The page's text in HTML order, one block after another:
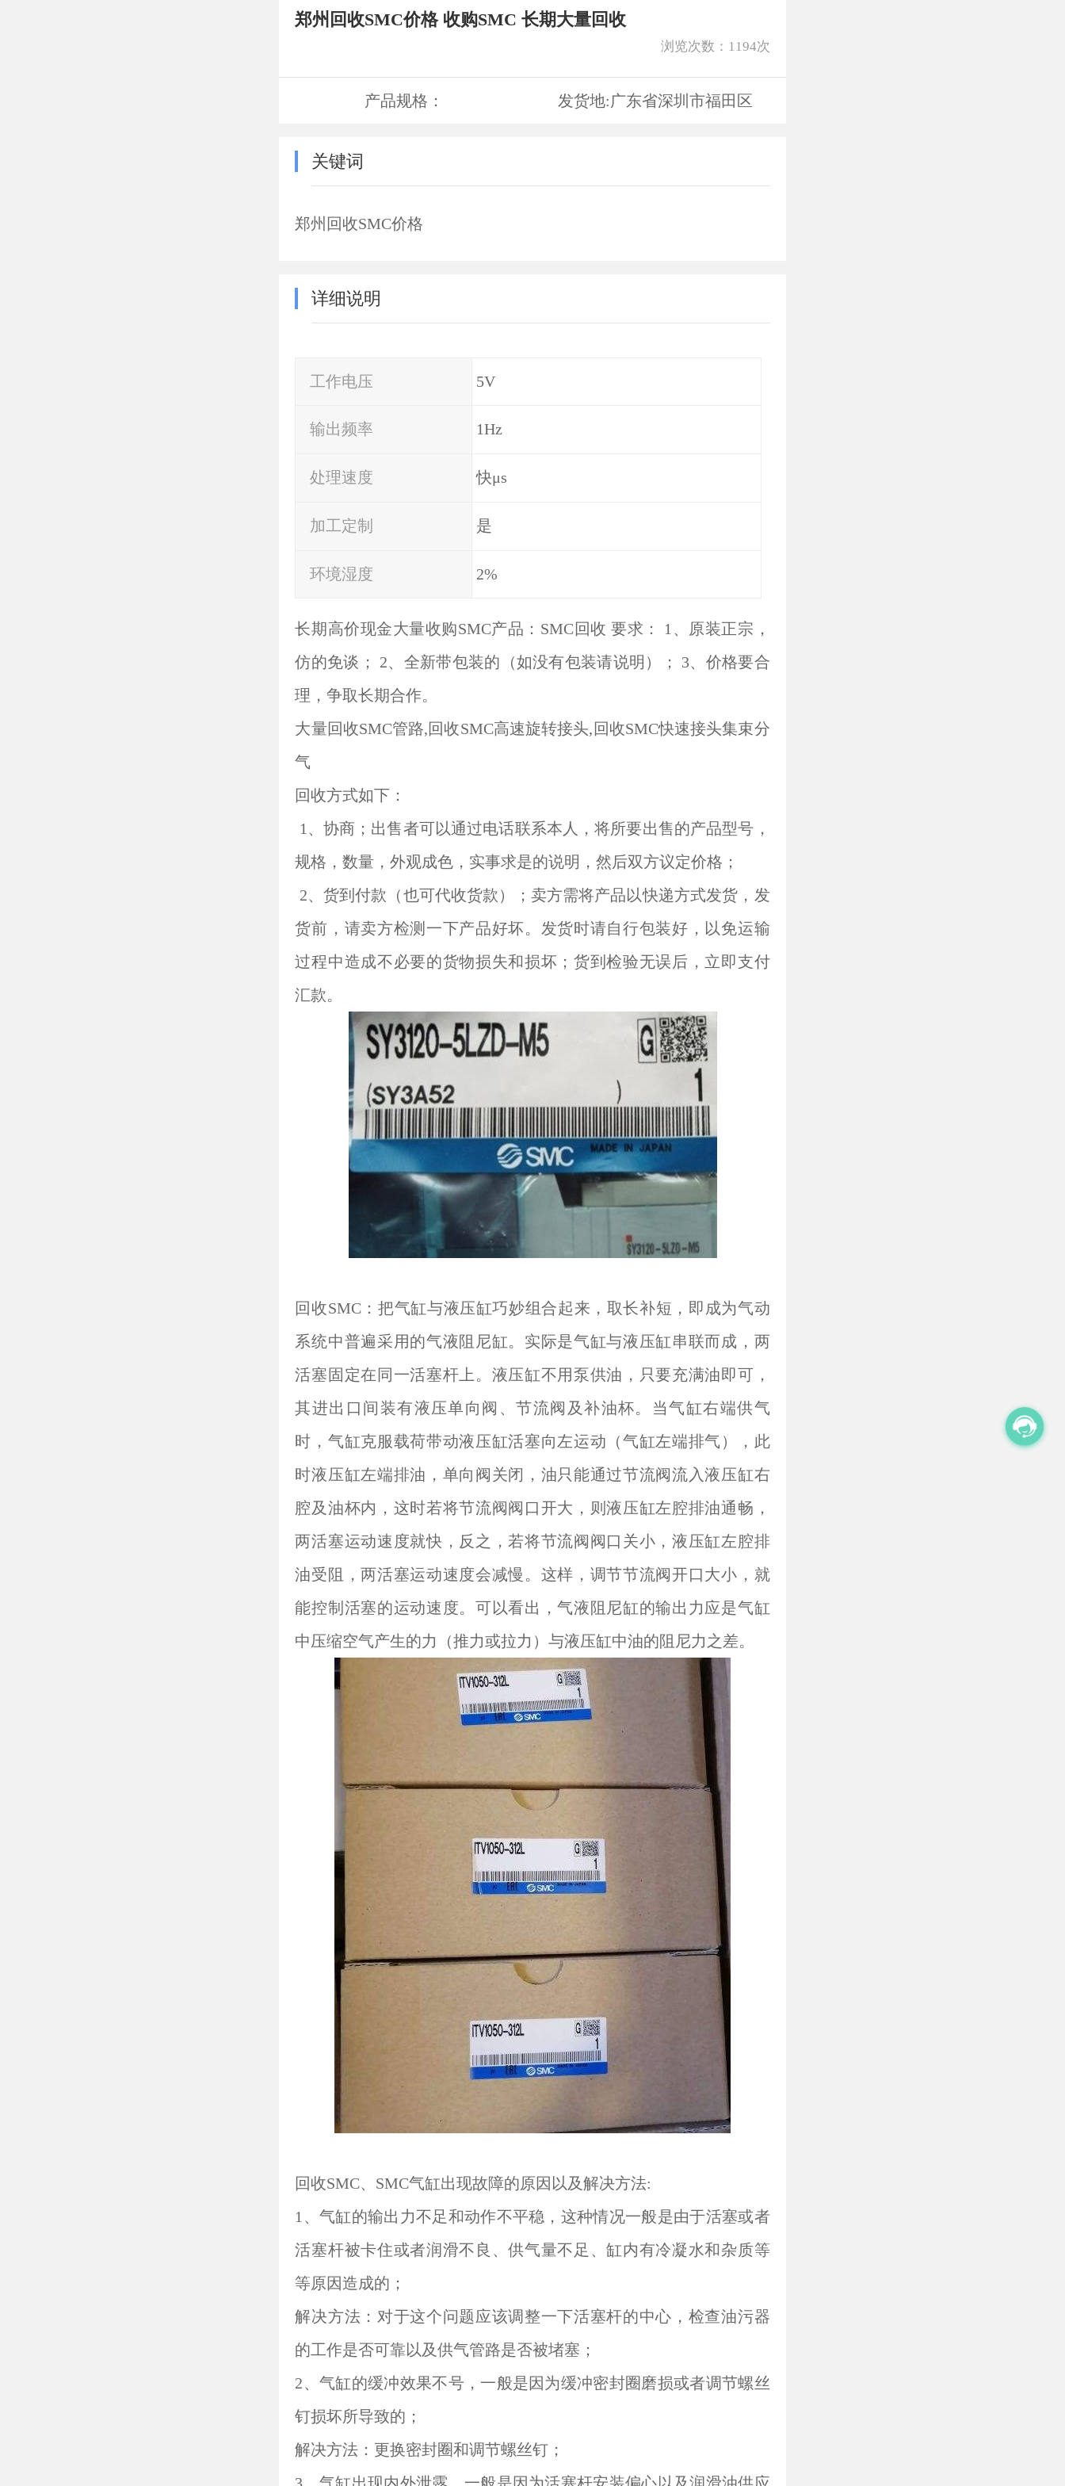
郑州回收SMC价格 收购SMC 长期大量回收
浏览次数： 1194次
产品规格： 发货地:广东省深圳市福田区
关键词
郑州回收SMC价格
详细说明
工作电压 5V
输出频率 1Hz
处理速度 快μs
加工定制 是
环境湿度 2%
长期高价现金大量收购SMC产品：SMC回收 要求： 1、原装正宗，
仿的免谈； 2、全新带包装的（如没有包装请说明）； 3、价格要合
理，争取长期合作。
大量回收SMC管路,回收SMC高速旋转接头,回收SMC快速接头集束分
气
回收方式如下：
1、协商；出售者可以通过电话联系本人，将所要出售的产品型号，
规格，数量，外观成色，实事求是的说明，然后双方议定价格；
2、货到付款（也可代收货款）；卖方需将产品以快递方式发货，发
货前，请卖方检测一下产品好坏。发货时请自行包装好，以免运输
过程中造成不必要的货物损失和损坏；货到检验无误后，立即支付
汇款。
回收SMC：把气缸与液压缸巧妙组合起来，取长补短，即成为气动
系统中普遍采用的气液阻尼缸。实际是气缸与液压缸串联而成，两
活塞固定在同一活塞杆上。液压缸不用泵供油，只要充满油即可，
其进出口间装有液压单向阀、节流阀及补油杯。当气缸右端供气
时，气缸克服载荷带动液压缸活塞向左运动（气缸左端排气），此
时液压缸左端排油，单向阀关闭，油只能通过节流阀流入液压缸右
腔及油杯内，这时若将节流阀阀口开大，则液压缸左腔排油通畅，
两活塞运动速度就快，反之，若将节流阀阀口关小，液压缸左腔排
油受阻，两活塞运动速度会减慢。这样，调节节流阀开口大小，就
能控制活塞的运动速度。可以看出，气液阻尼缸的输出力应是气缸
中压缩空气产生的力（推力或拉力）与液压缸中油的阻尼力之差。
回收SMC、SMC气缸出现故障的原因以及解决方法:
1、气缸的输出力不足和动作不平稳，这种情况一般是由于活塞或者
活塞杆被卡住或者润滑不良、供气量不足、缸内有冷凝水和杂质等
等原因造成的；
解决方法：对于这个问题应该调整一下活塞杆的中心，检查油污器
的工作是否可靠以及供气管路是否被堵塞；
2、气缸的缓冲效果不号，一般是因为缓冲密封圈磨损或者调节螺丝
钉损坏所导致的；
解决方法：更换密封圈和调节螺丝钉；